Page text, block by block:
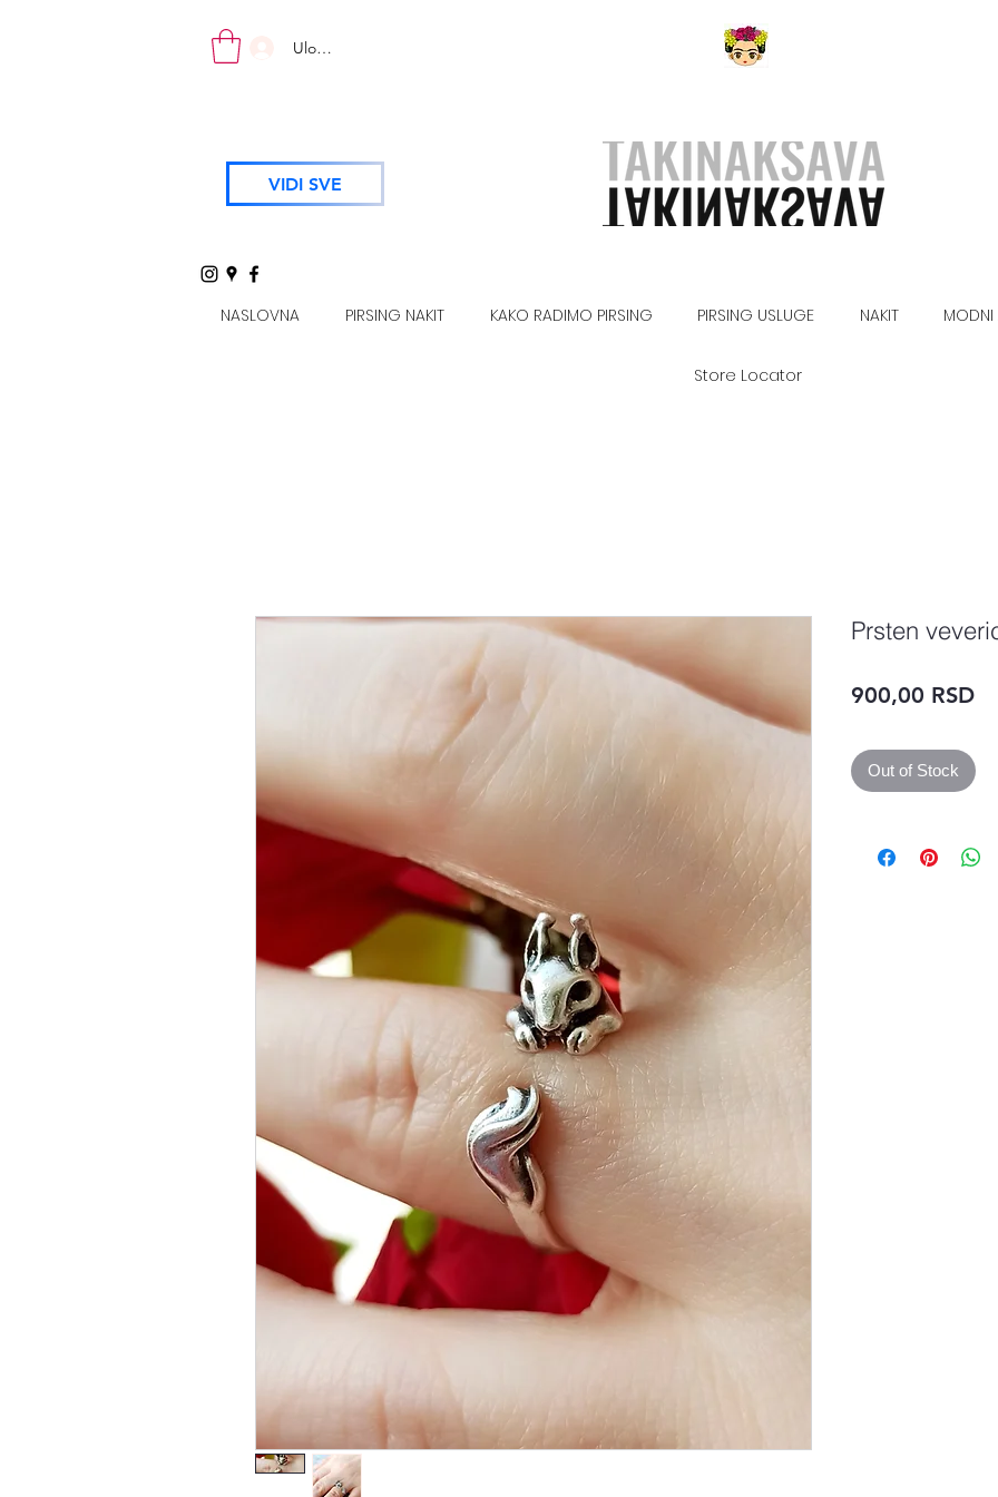
Uloguj se
VIDI SVE
NASLOVNA PIRSING NAKIT KAKO RADIMO PIRSING PIRSING USLUGE NAKIT MODNI
Store Locator
Prsten
900,00 RSD
Out of Stock